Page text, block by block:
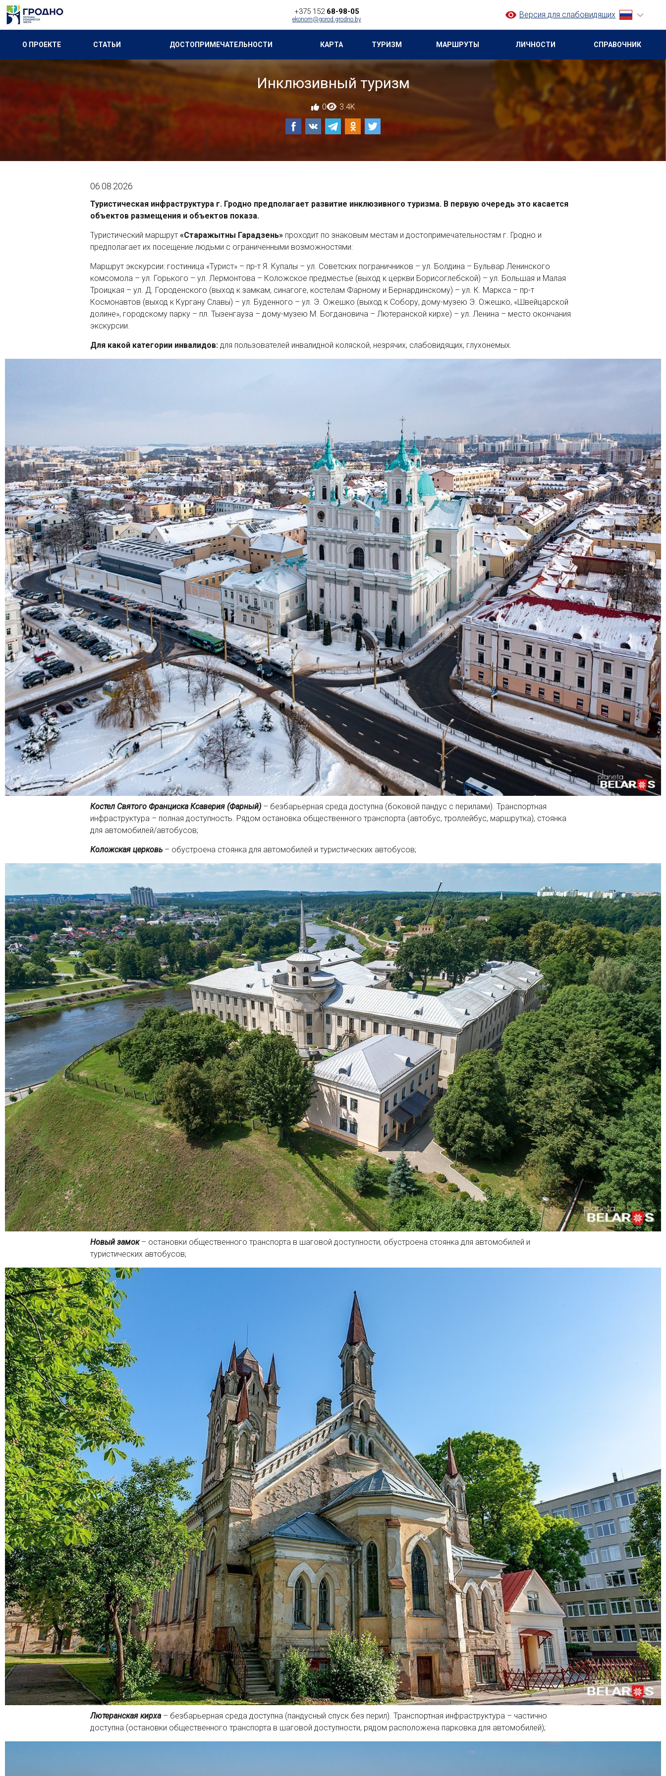
+375 152 68-98-05
ekonom@gorod.grodno.by Версия для слабовидящих
О ПРОЕКТЕ СТАТЬИ ДОСТОПРИМЕЧАТЕЛЬНОСТИ КАРТА ТУРИЗМ МАРШРУТЫ ЛИЧНОСТИ СПРАВОЧНИК
Инклюзивный туризм
0 3.4K
06.08.2026
Туристическая инфраструктура г. Гродно предполагает развитие инклюзивного туризма. В первую очередь это касается
объектов размещения и объектов показа.
Туристический маршрут«Старажытны Гарадзень» проходит по знаковым местам и достопримечательностям г. Гродно и
предполагает их посещение людьми с ограниченными возможностями:
Маршрут экскурсии: гостиница «Турист» – пр-т Я. Купалы – ул. Советских пограничников – ул. Болдина – Бульвар Ленинского
комсомола – ул. Горького – ул. Лермонтова – Коложское предместье (выход к церкви Борисоглебской) – ул. Большая и Малая
Троицкая – ул. Д. Городенского (выход к замкам, синагоге, костелам Фарному и Бернардинскому) – ул. К. Маркса – пр-т
Космонавтов (выход к Кургану Славы) – ул. Буденного – ул. Э. Ожешко (выход к Собору, дому-музею Э. Ожешко, «Швейцарской
долине», городскому парку – пл. Тызенгауза – дому-музею М. Богдановича – Лютеранской кирхе) – ул. Ленина – место окончания
экскурсии.
Для какой категории инвалидов: для пользователей инвалидной коляской, незрячих, слабовидящих, глухонемых.
Костел Святого Франциска Ксаверия (Фарный) – безбарьерная среда доступна (боковой пандус с перилами). Транспортная
инфраструктура – полная доступность. Рядом остановка общественного транспорта (автобус, троллейбус, маршрутка), стоянка
для автомобилей/автобусов;
Коложская церковь – обустроена стоянка для автомобилей и туристических автобусов;
Новый замок– остановки общественного транспорта в шаговой доступности, обустроена стоянка для автомобилей и
туристических автобусов;
Лютеранская кирха– безбарьерная среда доступна (пандусный спуск без перил). Транспортная инфраструктура – частично
доступна (остановки общественного транспорта в шаговой доступности, рядом расположена парковка для автомобилей);